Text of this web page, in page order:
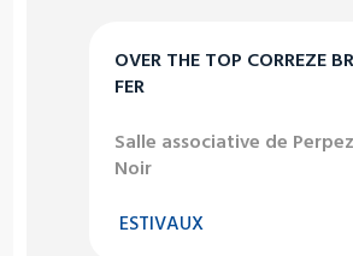
OVER THE TOP CORREZE
FER
Salle associative de
Noir
ESTIVAUX